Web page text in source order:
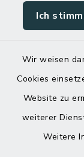
Ich
Wir weisen
Cookies
Website zu
weiterer
Weitere